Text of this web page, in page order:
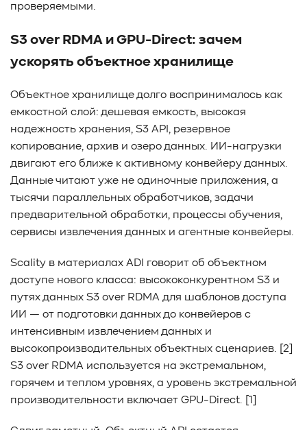
проверяемыми.
S3 over RDMA и GPU-Direct: зачем
ускорять объектное хранилище
Объектное хранилище долго воспринималось как
емкостной слой: дешевая емкость, высокая
надежность хранения, S3 API, резервное
копирование, архив и озеро данных. ИИ-нагрузки
двигают его ближе к активному конвейеру данных.
Данные читают уже не одиночные приложения, а
тысячи параллельных обработчиков, задачи
предварительной обработки, процессы обучения,
сервисы извлечения данных и агентные конвейеры.
Scality в материалах ADI говорит об объектном
доступе нового класса: высококонкурентном S3 и
путях данных S3 over RDMA для шаблонов доступа
ИИ — от подготовки данных до конвейеров с
интенсивным извлечением данных и
высокопроизводительных объектных сценариев. [2]
S3 over RDMA используется на экстремальном,
горячем и теплом уровнях, а уровень экстремальной
производительности включает GPU-Direct. [1]